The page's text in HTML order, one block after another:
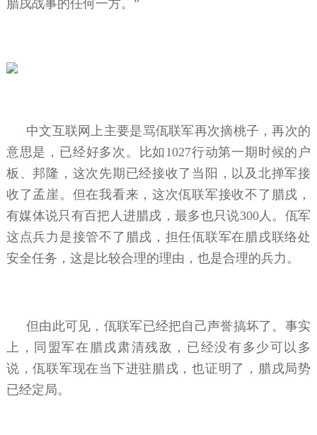
腊戌战事的任何一方。”
中文互联网上主要是骂佤联军再次摘桃子，再次的
意思是，已经好多次。比如1027行动第一期时候的户
板、邦隆，这次先期已经接收了当阳，以及北掸军接
收了孟崖。但在我看来，这次佤联军接收不了腊戌，
有媒体说只有百把人进腊戌，最多也只说300人。佤军
这点兵力是接管不了腊戌，担任佤联军在腊戌联络处
安全任务，这是比较合理的理由，也是合理的兵力。
但由此可见，佤联军已经把自己声誉搞坏了。事实
上，同盟军在腊戌肃清残敌，已经没有多少可以多
说，佤联军现在当下进驻腊戌，也证明了，腊戌局势
已经定局。